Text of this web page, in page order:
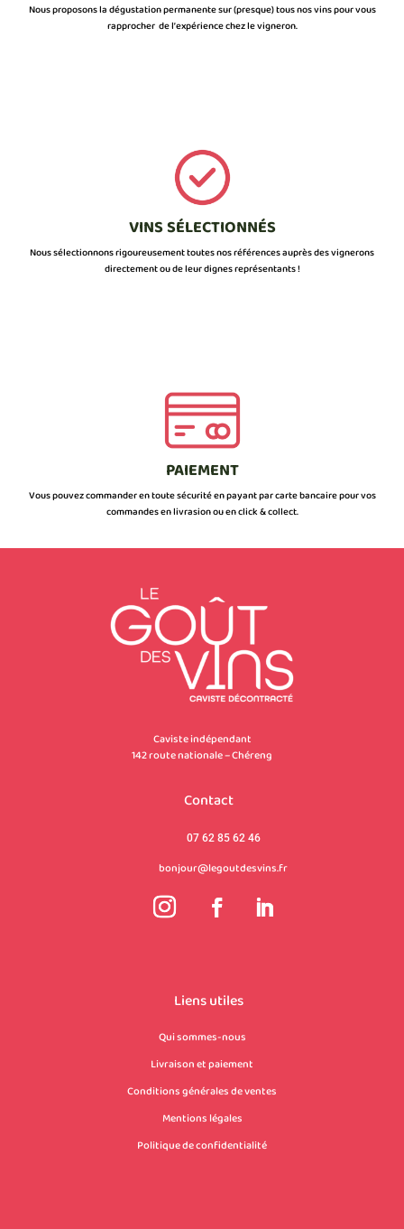
Nous proposons la dégustation permanente sur (presque) tous nos vins pour vous
rapprocher de l’expérience chez le vigneron.
VINS SÉLECTIONNÉS
Nous sélectionnons rigoureusement toutes nos références auprès des vignerons
directement ou de leur dignes représentants !
PAIEMENT
Vous pouvez commander en toute sécurité en payant par carte bancaire pour vos
commandes en livrasion ou en click & collect.
Caviste indépendant
142 route nationale – Chéreng
Contact
07 62 85 62 46
bonjour@legoutdesvins.fr
Liens utiles
Qui sommes-nous
Livraison et paiement
Conditions générales de ventes
Mentions légales
Politique de confidentialité